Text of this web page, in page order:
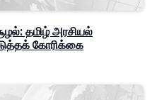
தமிழ் அரசியல்
கோரிக்கை